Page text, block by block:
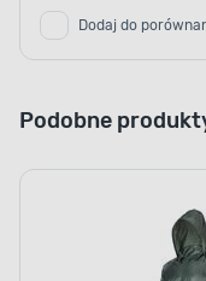
Dodaj do
Podobne